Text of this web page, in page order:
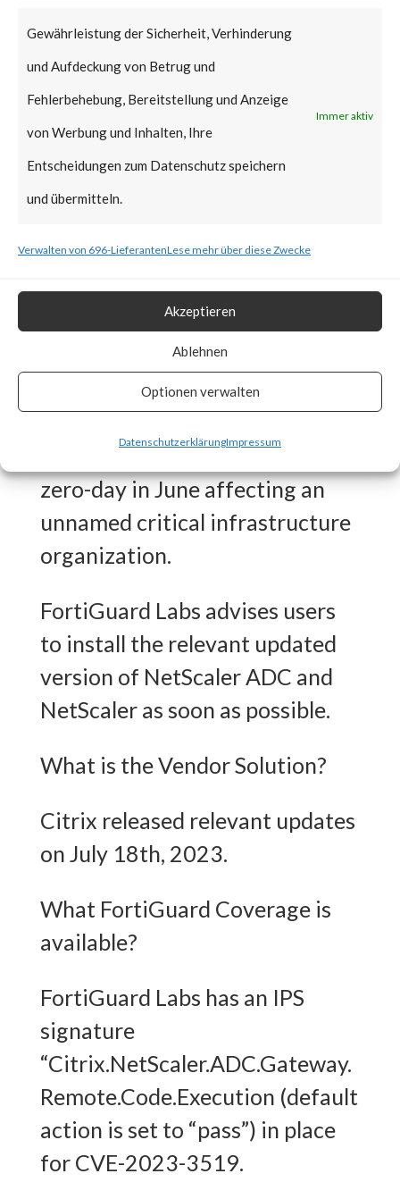
Gewährleistung der Sicherheit, Verhinderung
und Aufdeckung von Betrug und
Fehlerbehebung, Bereitstellung und Anzeige
von Werbung und Inhalten, Ihre
Entscheidungen zum Datenschutz speichern
und übermitteln.
Immer aktiv
Verwalten von 696-LieferantenLese mehr über diese Zwecke
Akzeptieren
Ablehnen
Optionen verwalten
DatenschutzerklärungImpressum
is required.
Why is this Significant?
This is significant because the
Citrix advisory acknowledged
exploited in the wild. Also, CISA
added the vulnerability to the
Known Exploited Vulnerabilities
Catalog on July 19th, 2023.
CISA released an advisory on
vulnerability was exploited as a
zero-day in June affecting an
unnamed critical infrastructure
organization.
FortiGuard Labs advises users
to install the relevant updated
version of NetScaler ADC and
NetScaler as soon as possible.
What is the Vendor Solution?
Citrix released relevant updates
on July 18th, 2023.
What FortiGuard Coverage is
available?
FortiGuard Labs has an IPS
signature
“Citrix.NetScaler.ADC.Gateway.
Remote.Code.Execution (default
action is set to “pass”) in place
for CVE-2023-3519.